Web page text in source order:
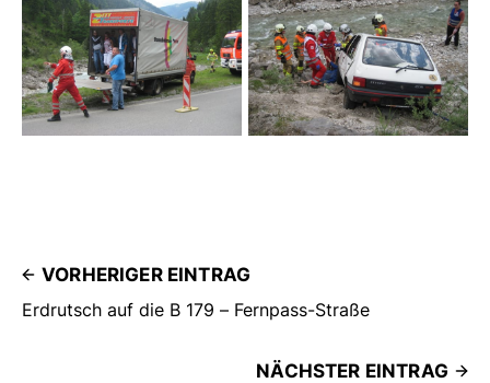
VORHERIGER EINTRAG
Erdrutsch auf die B 179 – Fernpass-Straße
NÄCHSTER EINTRAG